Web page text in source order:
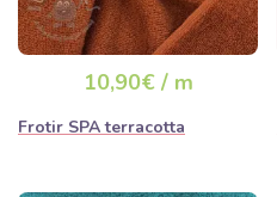
10,90€ / m
Frotir SPA terracotta